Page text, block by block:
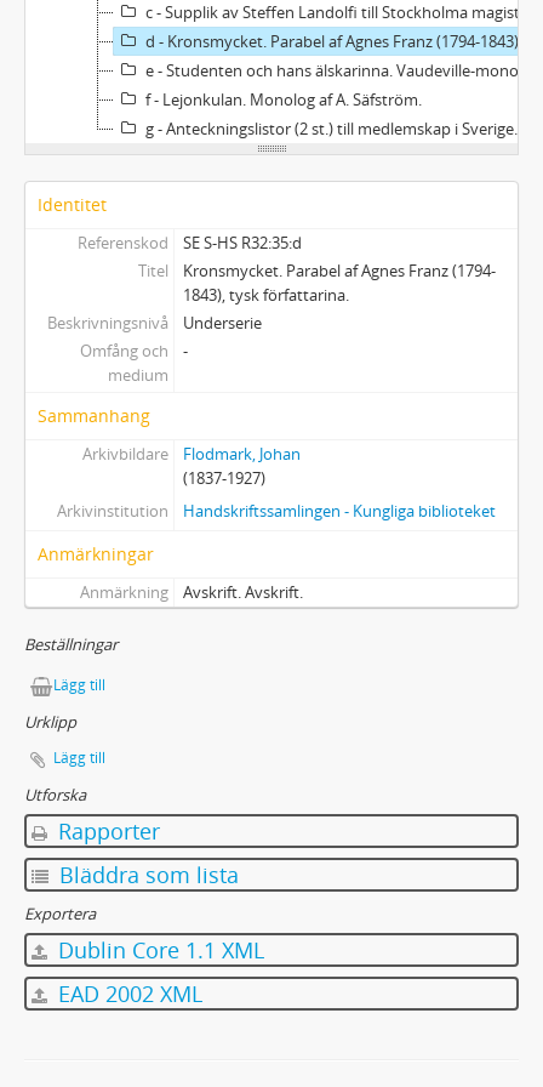
c - Supplik av Steffen Landolfi till Stockholma magistrat, att få uppföra en italiensk pjäs Polizinella. [1650-1700].
d - Kronsmycket. Parabel af Agnes Franz (1794-1843), tysk författarina.
e - Studenten och hans älskarinna. Vaudeville-monolog av Aug. Säfström (1813-1888).
f - Lejonkulan. Monolog af A. Säfström.
g - Anteckningslistor (2 st.) till medlemskap i Sveriges teaterhistoriska samfund.
Identitet
Referenskod
SE S-HS R32:35:d
Titel
Kronsmycket. Parabel af Agnes Franz (1794-
1843), tysk författarina.
Beskrivningsnivå
Underserie
Omfång och
medium
-
Sammanhang
Arkivbildare
Flodmark, Johan
(1837-1927)
Arkivinstitution
Handskriftssamlingen - Kungliga biblioteket
Anmärkningar
Anmärkning Avskrift. Avskrift.
Beställningar
Lägg till
Urklipp
Lägg till
Utforska
Rapporter
Bläddra som lista
Exportera
Dublin Core 1.1 XML
EAD 2002 XML